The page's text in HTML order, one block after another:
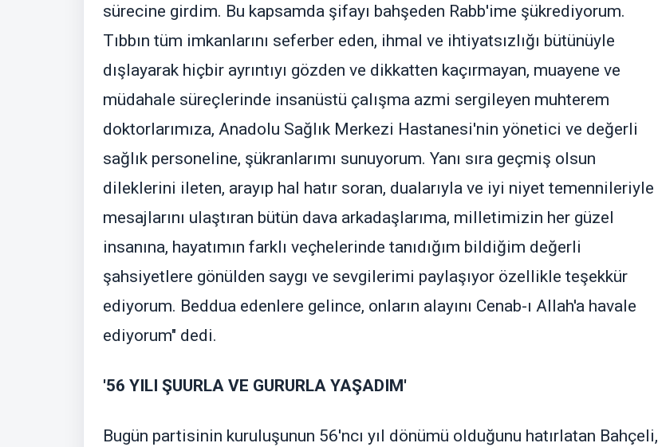
sürecine girdim. Bu kapsamda şifayı bahşeden Rabb'ime şükrediyorum.
Tıbbın tüm imkanlarını seferber eden, ihmal ve ihtiyatsızlığı bütünüyle
dışlayarak hiçbir ayrıntıyı gözden ve dikkatten kaçırmayan, muayene ve
müdahale süreçlerinde insanüstü çalışma azmi sergileyen muhterem
doktorlarımıza, Anadolu Sağlık Merkezi Hastanesi'nin yönetici ve değerli
sağlık personeline, şükranlarımı sunuyorum. Yanı sıra geçmiş olsun
dileklerini ileten, arayıp hal hatır soran, dualarıyla ve iyi niyet temennileriyle
mesajlarını ulaştıran bütün dava arkadaşlarıma, milletimizin her güzel
insanına, hayatımın farklı veçhelerinde tanıdığım bildiğim değerli
şahsiyetlere gönülden saygı ve sevgilerimi paylaşıyor özellikle teşekkür
ediyorum. Beddua edenlere gelince, onların alayını Cenab-ı Allah'a havale
ediyorum" dedi.
'56 YILI ŞUURLA VE GURURLA YAŞADIM'
Bugün partisinin kuruluşunun 56'ncı yıl dönümü olduğunu hatırlatan Bahçeli,